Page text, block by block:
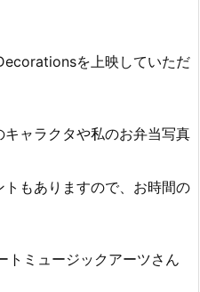
を上映していただ
ャラクタや私のお弁当写真
もありますので、お時間の
トミュージックアーツさん